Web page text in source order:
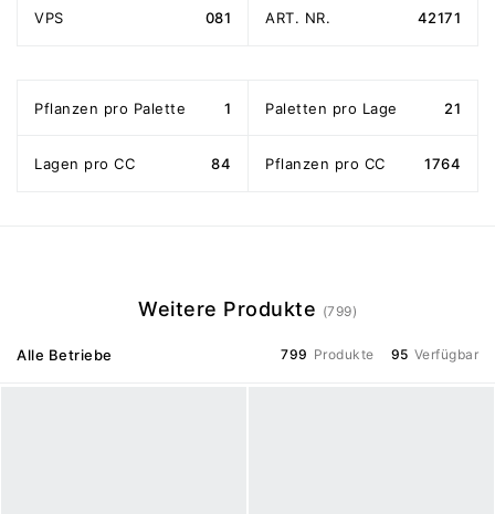
VPS 081 ART. NR. 42171
Pflanzen pro Palette 1 Paletten pro Lage 21
Lagen pro CC 84 Pflanzen pro CC 1764
Weitere Produkte (799)
Alle Betriebe 799 Produkte 95 Verfügbar